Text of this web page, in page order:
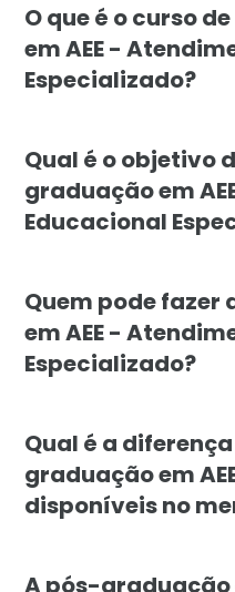
O que é o curso
em AEE -
Especializado?
Qual é o objetivo
graduação em
Educacional
Quem pode
em AEE -
Especializado?
Qual é a
graduação em
disponíveis no
A pós-graduação